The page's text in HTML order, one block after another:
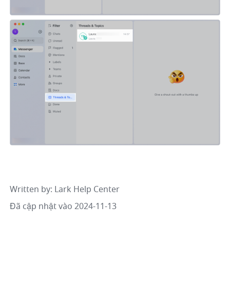
Written by: Lark Help Center
Đã cập nhật vào 2024-11-13